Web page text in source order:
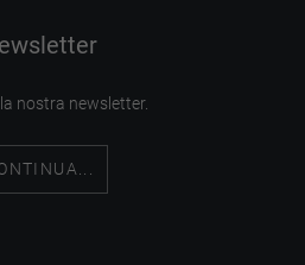
nostra newsletter.